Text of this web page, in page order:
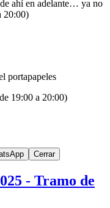
ahí en adelante… ya no
20:00)
portapapeles
19:00 a 20:00)
Cerrar
- Tramo de